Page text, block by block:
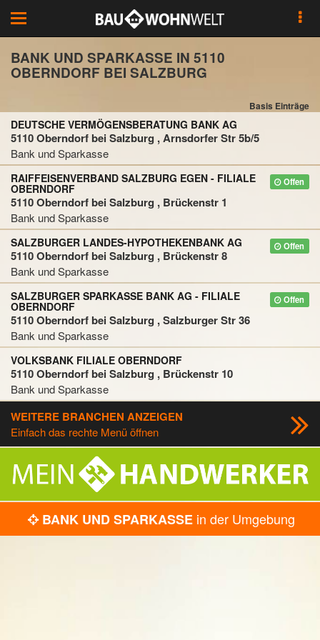
Toggle
navigation
BANK UND SPARKASSE IN 5110
OBERNDORF BEI SALZBURG
Basis Einträge
DEUTSCHE VERMÖGENSBERATUNG BANK AG
5110 Oberndorf bei Salzburg , Arnsdorfer Str 5b/5
Bank und Sparkasse
Offen
RAIFFEISENVERBAND SALZBURG EGEN - FILIALE
OBERNDORF
5110 Oberndorf bei Salzburg , Brückenstr 1
Bank und Sparkasse
Offen
SALZBURGER LANDES-HYPOTHEKENBANK AG
5110 Oberndorf bei Salzburg , Brückenstr 8
Bank und Sparkasse
Offen
SALZBURGER SPARKASSE BANK AG - FILIALE
OBERNDORF
5110 Oberndorf bei Salzburg , Salzburger Str 36
Bank und Sparkasse
VOLKSBANK FILIALE OBERNDORF
5110 Oberndorf bei Salzburg , Brückenstr 10
Bank und Sparkasse
WEITERE BRANCHEN ANZEIGEN
Einfach das rechte Menü öffnen
BANK UND SPARKASSE in der Umgebung